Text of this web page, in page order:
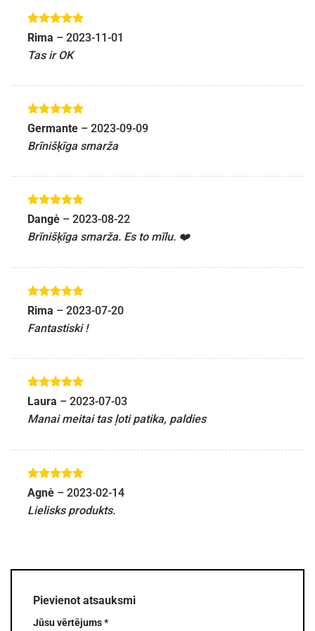
Novērtēts
Rima – 2023-11-01
Tas ir OK
Novērtēts
Germante – 2023-09-09
Brīnišķīga smarža
Novērtēts
no 5
Dangė – 2023-08-22
Brīnišķīga smarža. Es to mīlu. ❤️
Novērtēts
Rima – 2023-07-20
Fantastiski !
Novērtēts
Laura – 2023-07-03
Manai meitai tas ļoti patika, paldies
Novērtēts
ar
Agnė – 2023-02-14
Lielisks produkts.
Pievienot atsauksmi
Jūsu vērtējums*